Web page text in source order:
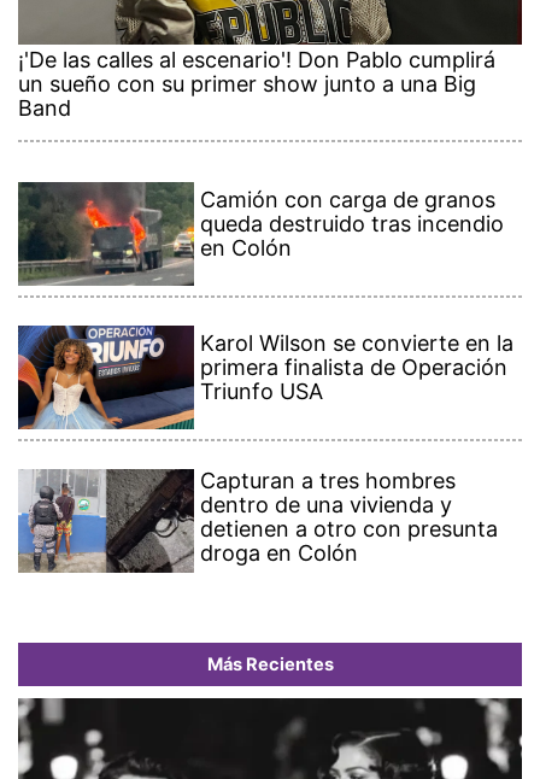
¡'De las calles al escenario'! Don Pablo cumplirá
un sueño con su primer show junto a una Big
Band
Camión con carga de granos
queda destruido tras incendio
en Colón
Karol Wilson se convierte en la
primera finalista de Operación
Triunfo USA
Capturan a tres hombres
dentro de una vivienda y
detienen a otro con presunta
droga en Colón
Más Recientes